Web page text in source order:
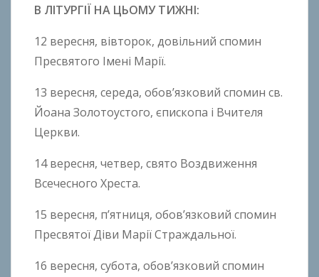
В ЛІТУРГІЇ НА ЦЬОМУ ТИЖНІ:
12 вересня, вівторок, довільний спомин
Пресвятого Імені Марії.
13 вересня, середа, обов’язковий спомин св.
Йоана Золотоустого, єпископа і Вчителя
Церкви.
14 вересня, четвер, свято Воздвиження
Всечесного Хреста.
15 вересня, п’ятниця, обов’язковий спомин
Пресвятої Діви Марії Страждальної.
16 вересня, субота, обов’язковий спомин